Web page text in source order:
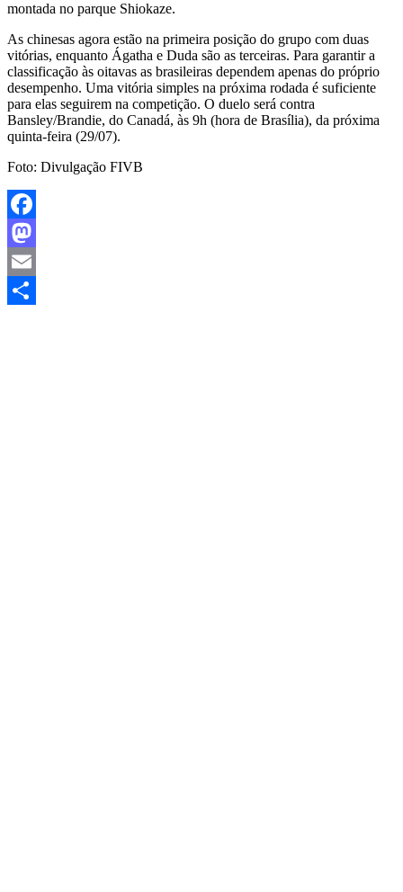
montada no parque Shiokaze.
As chinesas agora estão na primeira posição do grupo com duas
vitórias, enquanto Ágatha e Duda são as terceiras. Para garantir a
classificação às oitavas as brasileiras dependem apenas do próprio
desempenho. Uma vitória simples na próxima rodada é suficiente
para elas seguirem na competição. O duelo será contra
Bansley/Brandie, do Canadá, às 9h (hora de Brasília), da próxima
quinta-feira (29/07).
Foto: Divulgação FIVB
Facebook
Mastodon
Email